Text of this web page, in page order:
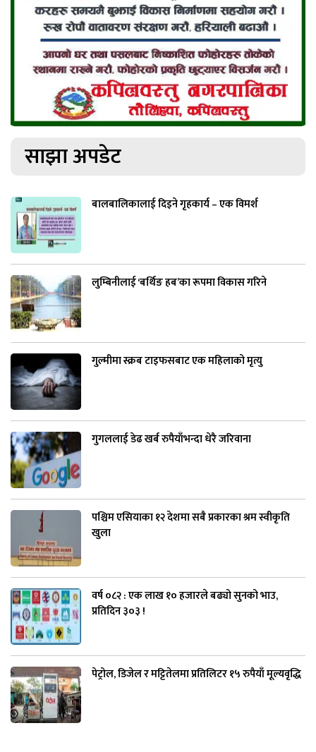
साझा अपडेट
बालबालिकालाई दिइने गृहकार्य – एक विमर्श
लुम्बिनीलाई ‘बर्थिङ हब’का रूपमा विकास गरिने
गुल्मीमा स्क्रब टाइफसबाट एक महिलाको मृत्यु
गुगललाई डेढ खर्ब रुपैयाँभन्दा धेरै जरिवाना
पश्चिम एसियाका १२ देशमा सबै प्रकारका श्रम स्वीकृति
खुला
वर्ष ०८२ : एक लाख १० हजारले बढ्यो सुनको भाउ,
प्रतिदिन ३०३ !
पेट्रोल, डिजेल र मट्टितेलमा प्रतिलिटर १५ रुपैयाँ मूल्यवृद्धि